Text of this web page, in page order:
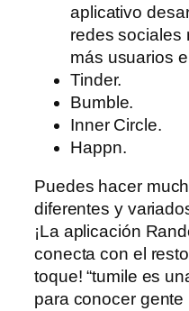
aplicativo
redes sociales
más usuarios
Tinder.
Bumble.
Inner Circle.
Happn.
Puedes hacer
diferentes y
¡La aplicación
conecta con el
toque! “tumile es
para conocer